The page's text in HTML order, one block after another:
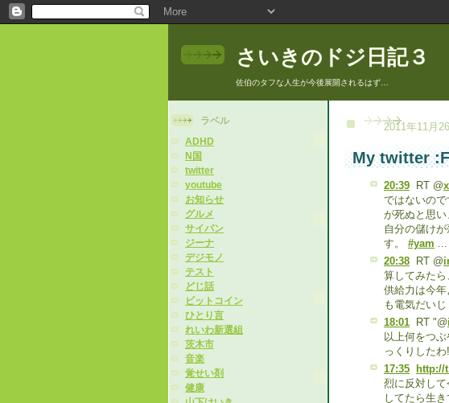
さいきのドジ日記３
佐伯のタフな人生が今後展開されるはず…
ラベル
ADHD
N国
twitter
youtube
お知らせ
グルメ
サイパン
ジーナ
デジモノ
テスト
どじ話
ビットコイン
ひとり言
れいわ新選組
茨木市
音楽
覚せい剤
健康
2011年11月
My twitter
20:39 RT @
ではないの
が死ぬと思
自分の儲け
す。 #yam ...
20:38
RT @
算してみた
供給力は今
も電気だい
18:01
RT "@
以上何をつ
っくりした
17:35
http://
烈に反対し
してたら生